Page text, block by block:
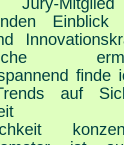
finde
auf